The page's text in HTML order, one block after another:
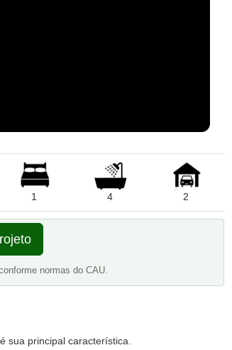
1 4 2
normas do CAU.
sua principal característica.